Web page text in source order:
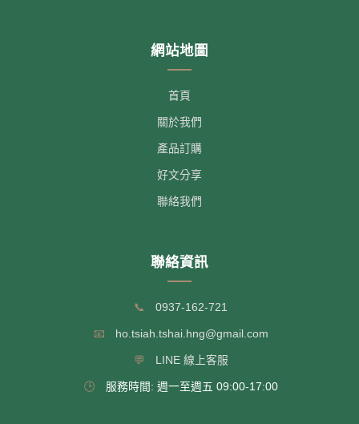
網站地圖
首頁
關於我們
產品訂購
好文分享
聯絡我們
聯絡資訊
📞 0937-162-721
📧 ho.tsiah.tshai.hng@gmail.com
💬 LINE 線上客服
🕒 服務時間: 週一至週五 09:00-17:00